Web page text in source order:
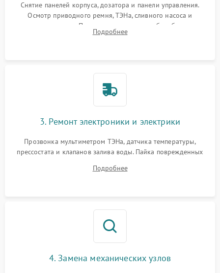
Снятие панелей корпуса, дозатора и панели управления.
Осмотр приводного ремня, ТЭНа, сливного насоса и
амортизаторов. Проверка подшипников барабана и
крестовины на износ, а манжеты люка на разрывы.
Подробнее
3. Ремонт электроники и электрики
Прозвонка мультиметром ТЭНа, датчика температуры,
прессостата и клапанов залива воды. Пайка поврежденных
Восстановление целостности проводки и контактов.
Подробнее
4. Замена механических узлов